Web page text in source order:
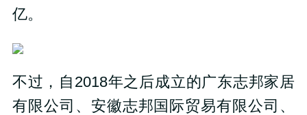
亿。
不过，自2018年之后成立的广东志邦家居
有限公司、安徽志邦国际贸易有限公司、